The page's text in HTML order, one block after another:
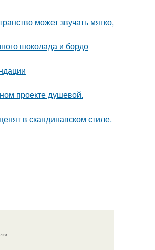
может звучать мягко,
шоколада и бордо
проекте душевой.
в скандинавском стиле.